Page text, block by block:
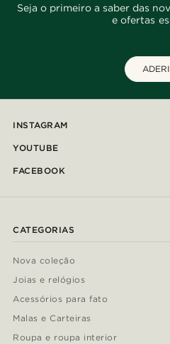
Seja o primeiro a saber das
e ofertas
INSTAGRAM
YOUTUBE
FACEBOOK
CATEGORIAS
Nova coleção
Joias e relógios
Acessórios para fato
Malas e Carteiras
Roupa e roupa interior